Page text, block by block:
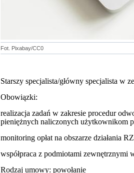
Fot. Pixabay/CC0
Starszy specjalista/główny specjalista w
Obowiązki:
realizacja zadań w zakresie procedur
pieniężnych naliczonych użytkownikom
monitoring opłat na obszarze działania
współpraca z podmiotami zewnętrznymi
Rodzaj umowy: powołanie